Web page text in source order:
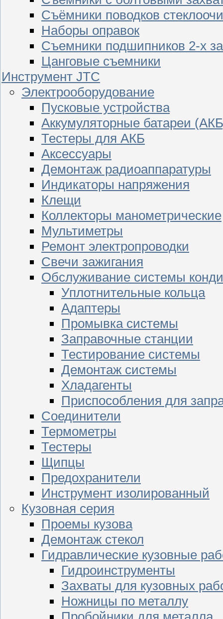
Съёмники поводков
Наборы оправок
Съемники подшипников 2-х
Цанговые съемники
Инструмент JTC
Электрооборудование
Пусковые устройства
Аккумуляторные батареи
Тестеры для АКБ
Аксессуары
Демонтаж радиоаппаратуры
Индикаторы напряжения
Клещи
Коллекторы манометрические
Мультиметры
Ремонт электропроводки
Свечи зажигания
Обслуживание системы
Уплотнительные кольца
Адаптеры
Промывка системы
Заправочные станции
Тестирование системы
Демонтаж системы
Хладагенты
Приспособления для
Соединители
Термометры
Тестеры
Щипцы
Предохранители
Инструмент изолированный
Кузовная серия
Проемы кузова
Демонтаж стекол
Гидравлические кузовные
Гидроинструменты
Захваты для кузовных
Ножницы по металлу